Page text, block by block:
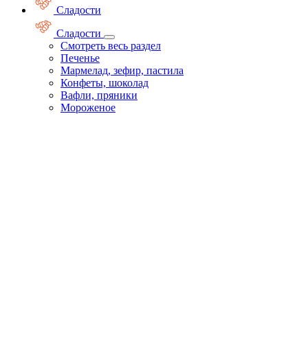
Сладости
Сладости
Смотреть весь раздел
Печенье
Мармелад, зефир, пастила
Конфеты, шоколад
Вафли, пряники
Мороженое